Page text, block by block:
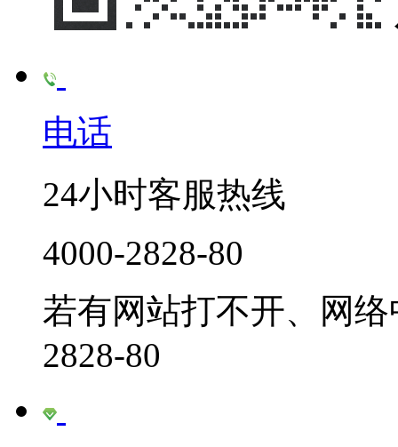
电话
24小时客服热线
4000-2828-80
若有网站打不开、网
2828-80